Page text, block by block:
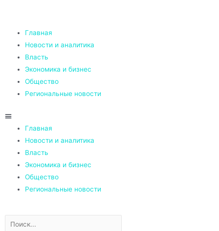
Главная
Новости и аналитика
Власть
Экономика и бизнес
Общество
Региональные новости
Главная
Новости и аналитика
Власть
Экономика и бизнес
Общество
Региональные новости